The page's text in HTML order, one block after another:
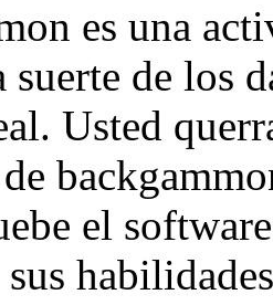
es una
suerte de los
Usted
el